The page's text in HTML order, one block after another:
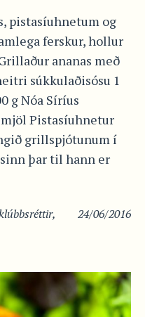
pistasíuhnetum og
ferskur, hollur
ananas með
súkkulaðisósu 1
g Nóa Síríus
Pistasíuhnetur
grillspjótunum í
þar til hann er
24/06/2016
,